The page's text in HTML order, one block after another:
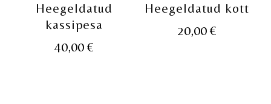
Heegeldatud
kassipesa
40,00€
Heegeldatud kott
20,00 €